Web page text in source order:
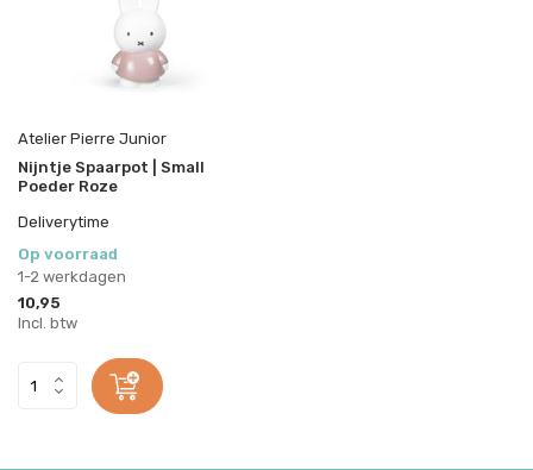
Atelier Pierre Junior
Nijntje Spaarpot | Small
Poeder Roze
Deliverytime
Op voorraad
1-2 werkdagen
10,95
Incl. btw